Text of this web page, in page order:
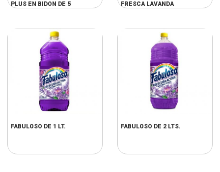
PLUS EN BIDON DE 5
FRESCA LAVANDA
FABULOSO DE 1 LT. FABULOSO DE 2 LTS.